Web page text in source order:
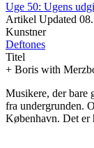
Uge 50: Ugens
Artikel Updated
Kunstner
Deftones
Titel
+ Boris with
Musikere, der bare
fra undergrunden.
København. Det er